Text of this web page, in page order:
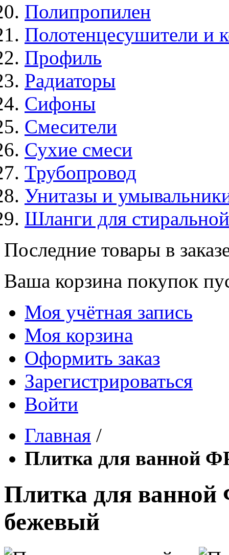
Полипропилен
Полотенцесушители и
Профиль
Радиаторы
Сифоны
Смесители
Сухие смеси
Трубопровод
Унитазы и
Шланги для
Последние товары в
Ваша корзина покупок
Моя учётная запись
Моя корзина
Оформить заказ
Зарегистрироваться
Войти
Главная /
Плитка для ванной
Плитка для ванной
бежевый